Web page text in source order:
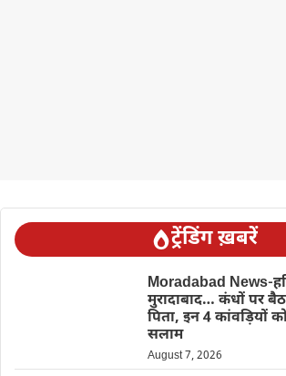
ट्रेंडिंग ख़बरें
Moradabad News-
मुरादाबाद… कंधों पर
पिता, इन 4 कांवड़ियों
सलाम
August 7, 2026